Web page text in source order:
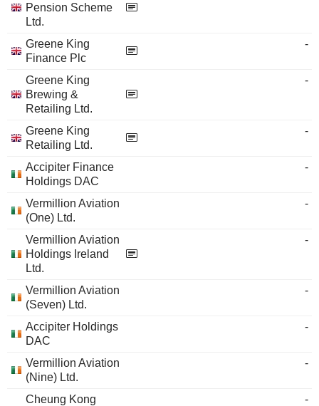
Pension Scheme
Ltd.
Greene King
Finance Plc
-
Greene King
Brewing &
Retailing Ltd.
-
Greene King
Retailing Ltd.
-
Accipiter Finance
Holdings DAC
-
Vermillion Aviation
(One) Ltd.
-
Vermillion Aviation
Holdings Ireland
Ltd.
-
Vermillion Aviation
(Seven) Ltd.
-
Accipiter Holdings
DAC
-
Vermillion Aviation
(Nine) Ltd.
-
Cheung Kong
-